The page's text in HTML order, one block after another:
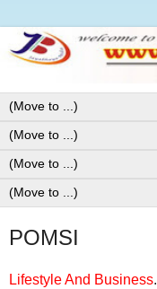
POMSI
Lifestyle And Business.